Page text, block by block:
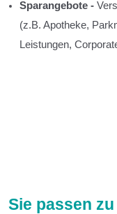
Sparangebote -
(z.B. Apotheke,
Leistungen,
Sie passen